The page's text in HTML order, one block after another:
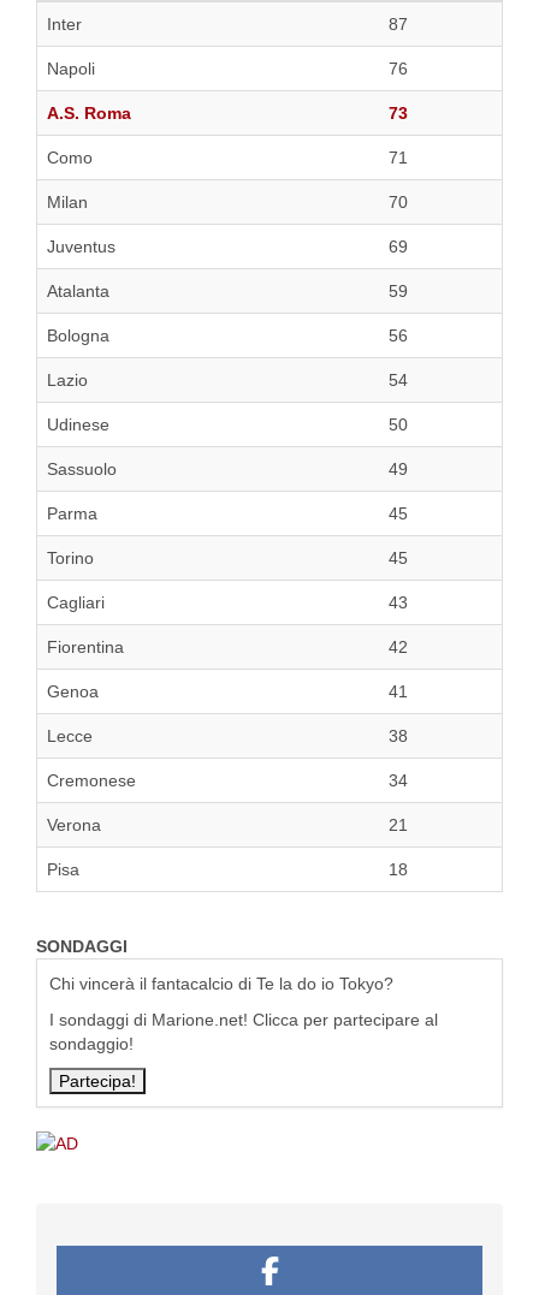
Inter
87
Napoli 76
A.S. Roma 73
Como 71
Milan 70
Juventus 69
Atalanta 59
Bologna 56
Lazio 54
Udinese 50
Sassuolo 49
Parma 45
Torino 45
Cagliari 43
Fiorentina 42
Genoa 41
Lecce 38
Cremonese 34
Verona 21
Pisa 18
SONDAGGI
Chi vincerà il fantacalcio di Te la do io Tokyo?
I sondaggi di Marione.net! Clicca per partecipare al
sondaggio!